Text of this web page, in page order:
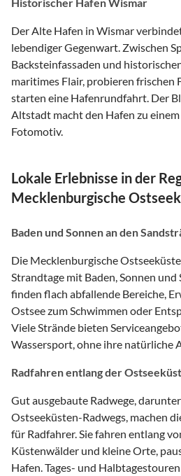
Der Alte Hafen in Wismar
lebendiger Gegenwart. Zwischen
Backsteinfassaden und
maritimes Flair, probieren frischen
starten eine Hafenrundfahrt. Der
Altstadt macht den Hafen zu
Fotomotiv.
Lokale Erlebnisse in der
Mecklenburgische
Baden und Sonnen an den
Die Mecklenburgische
Strandtage mit Baden, Sonnen und
finden flach abfallende Bereiche,
Ostsee zum Schwimmen oder
Viele Strände bieten
Wassersport, ohne ihre natürliche
Radfahren entlang der
Gut ausgebaute Radwege,
Ostseeküsten-Radwegs, machen
für Radfahrer. Sie fahren entlang
Küstenwälder und kleine Orte,
Hafen. Tages- und